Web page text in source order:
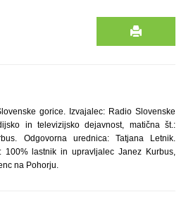
gorice. Izvajalec: Radio Slovenske
in televizijsko dejavnost, matična št.:
Odgovorna urednica: Tatjana Letnik.
100% lastnik in upravljalec Janez Kurbus,
na Pohorju.